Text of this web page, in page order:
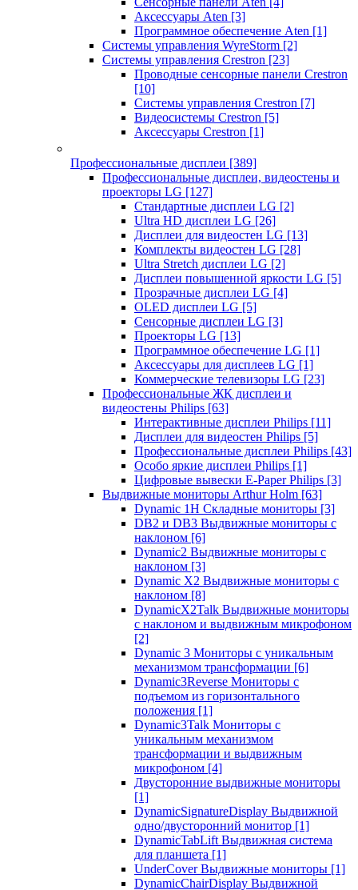
Аксессуары Aten [3]
Программное обеспечение Aten [1]
Системы управления WyreStorm [2]
Системы управления Crestron [23]
Проводные сенсорные панели Crestron
[10]
Системы управления Crestron [7]
Видеосистемы Crestron [5]
Аксессуары Crestron [1]
Профессиональные дисплеи [389]
Профессиональные дисплеи, видеостены и
проекторы LG [127]
Стандартные дисплеи LG [2]
Ultra HD дисплеи LG [26]
Дисплеи для видеостен LG [13]
Комплекты видеостен LG [28]
Ultra Stretch дисплеи LG [2]
Дисплеи повышенной яркости LG [5]
Прозрачные дисплеи LG [4]
OLED дисплеи LG [5]
Сенсорные дисплеи LG [3]
Проекторы LG [13]
Программное обеспечение LG [1]
Аксессуары для дисплеев LG [1]
Коммерческие телевизоры LG [23]
Профессиональные ЖК дисплеи и
видеостены Philips [63]
Интерактивные дисплеи Philips [11]
Дисплеи для видеостен Philips [5]
Профессиональные дисплеи Philips [43]
Особо яркие дисплеи Philips [1]
Цифровые вывески E-Paper Philips [3]
Выдвижные мониторы Arthur Holm [63]
Dynamic 1Н Складные мониторы [3]
DB2 и DB3 Выдвижные мониторы с
наклоном [6]
Dynamic2 Выдвижные мониторы с
наклоном [3]
Dynamic X2 Выдвижные мониторы с
наклоном [8]
DynamicX2Talk Выдвижные мониторы
с наклоном и выдвижным микрофоном
[2]
Dynamic 3 Мониторы с уникальным
механизмом трансформации [6]
Dynamic3Reverse Мониторы с
подъемом из горизонтального
положения [1]
Dynamic3Talk Мониторы с
уникальным механизмом
трансформации и выдвижным
микрофоном [4]
Двусторонние выдвижные мониторы
[1]
DynamicSignatureDisplay Выдвижной
одно/двусторонний монитор [1]
DynamicTabLift Выдвижная система
для планшета [1]
UnderCover Выдвижные мониторы [1]
DynamicChairDisplay Выдвижной